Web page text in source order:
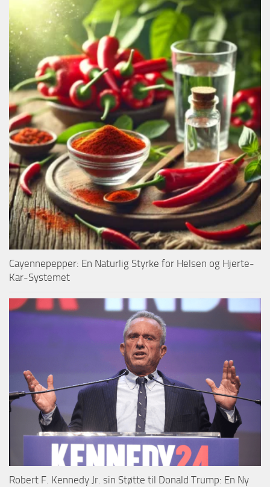
Cayennepepper: En Naturlig Styrke for Helsen og Hjerte-
Kar-Systemet
Robert F. Kennedy Jr. sin Støtte til Donald Trump: En Ny